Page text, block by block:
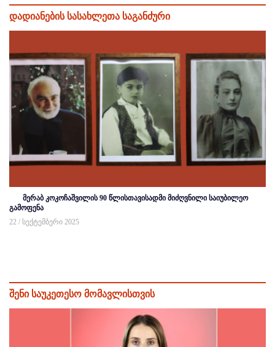
დადიანების სასახლეთა საგანძური
მერაბ კოკოჩაშვილის 90 წლისთავისადმი მიძღვნილი საიუბილეო
გამოფენა
22 / სექტემბერი 2025
შენი საუკეთესო მომავლისთვის